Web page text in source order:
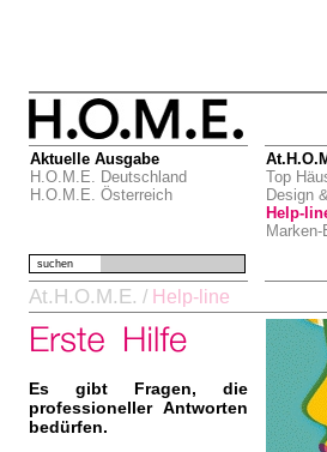
Aktuelle Ausgabe
H.O.M.E. Deutschland
H.O.M.E. Österreich
Top
Design
Help-
suchen
At.H.O.M.E. / Help-line
Es gibt Fragen, die
professioneller Antworten
bedürfen.